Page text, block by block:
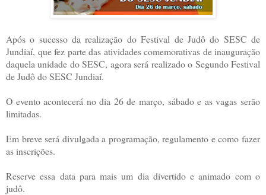
Após o sucesso da realização do Festival de Judô do SESC de
Jundiaí, que fez parte das atividades comemorativas de inauguração
daquela unidade do SESC, agora será realizado o Segundo Festival
de Judô do SESC Jundiaí.
O evento acontecerá no dia 26 de março, sábado e as vagas serão
limitadas.
Em breve será divulgada a programação, regulamento e como fazer
as inscrições.
Reserve essa data para mais um dia divertido e animado com o
judô.